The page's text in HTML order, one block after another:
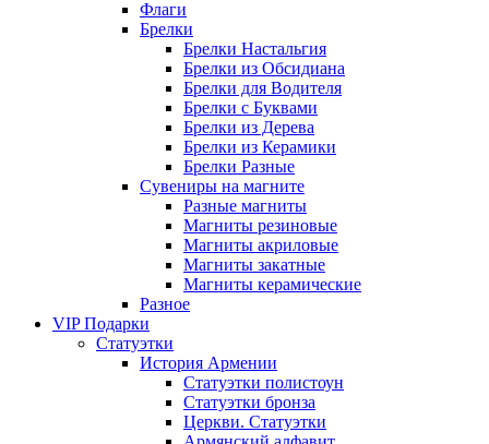
Флаги
Брелки
Брелки Настальгия
Брелки из Обсидиана
Брелки для Водителя
Брелки с Буквами
Брелки из Дерева
Брелки из Керамики
Брелки Разные
Сувениры на магните
Разные магниты
Магниты резиновые
Магниты акриловые
Магниты закатные
Магниты керамические
Разное
VIP Подарки
Статуэтки
История Армении
Статуэтки полистоун
Статуэтки бронза
Церкви. Статуэтки